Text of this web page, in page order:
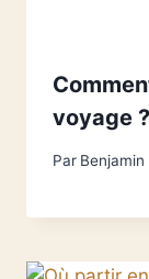
voyage ?
Par Benjamin